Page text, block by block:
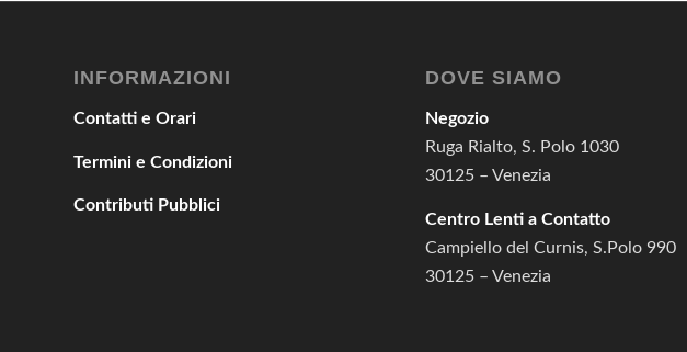
INFORMAZIONI
Contatti e Orari
Termini e Condizioni
Contributi Pubblici
DOVE SIAMO
Negozio
Ruga Rialto, S. Polo 1030
30125 – Venezia
Centro Lenti a Contatto
Campiello del Curnis, S.Polo 990
30125 – Venezia